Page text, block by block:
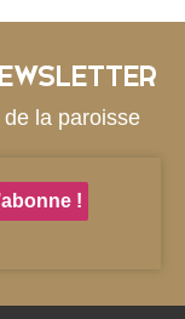
la paroisse